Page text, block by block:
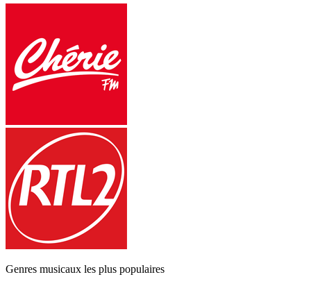
Genres musicaux les plus populaires